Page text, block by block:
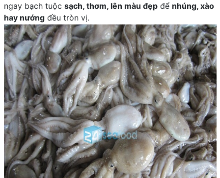
ngay bạch tuộc sạch, thơm, lên màu đẹpđể nhúng, xào
hay nướngđều tròn vị.